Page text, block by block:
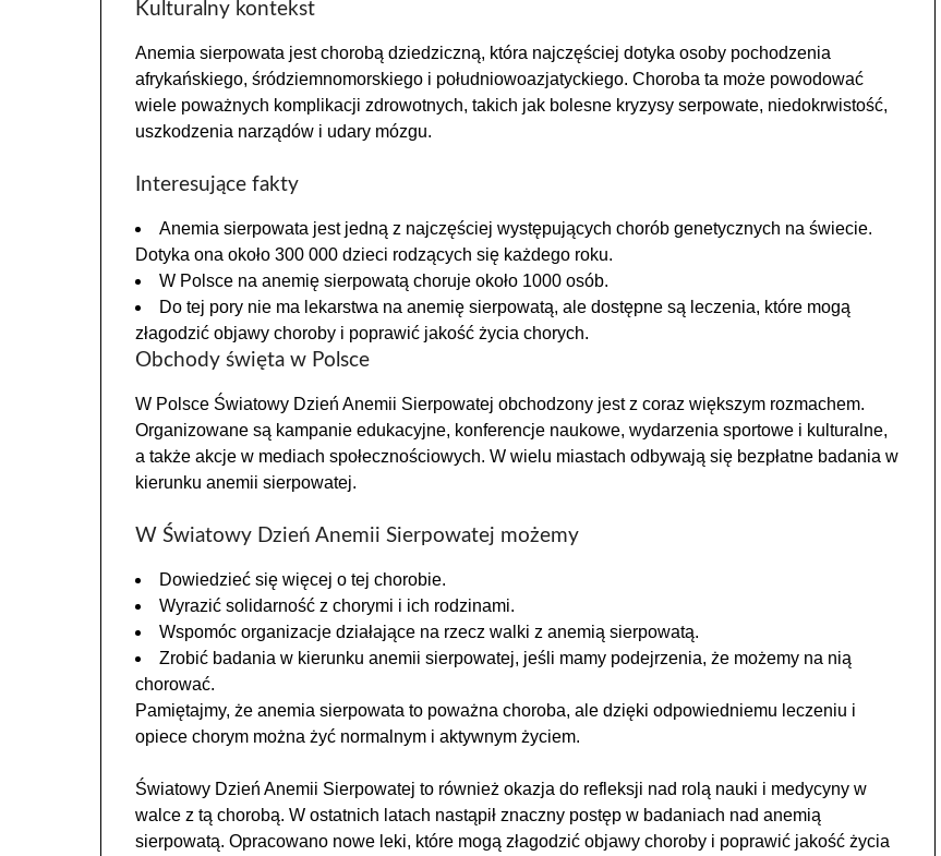
Kulturalny kontekst
Anemia sierpowata jest chorobą dziedziczną, która najczęściej dotyka osoby pochodzenia
afrykańskiego, śródziemnomorskiego i południowoazjatyckiego. Choroba ta może powodować
wiele poważnych komplikacji zdrowotnych, takich jak bolesne kryzysy serpowate, niedokrwistość,
uszkodzenia narządów i udary mózgu.
Interesujące fakty
Anemia sierpowata jest jedną z najczęściej występujących chorób genetycznych na świecie.
Dotyka ona około 300 000 dzieci rodzących się każdego roku.
W Polsce na anemię sierpowatą choruje około 1000 osób.
Do tej pory nie ma lekarstwa na anemię sierpowatą, ale dostępne są leczenia, które mogą
złagodzić objawy choroby i poprawić jakość życia chorych.
Obchody święta w Polsce
W Polsce Światowy Dzień Anemii Sierpowatej obchodzony jest z coraz większym rozmachem.
Organizowane są kampanie edukacyjne, konferencje naukowe, wydarzenia sportowe i kulturalne,
a także akcje w mediach społecznościowych. W wielu miastach odbywają się bezpłatne badania w
kierunku anemii sierpowatej.
W Światowy Dzień Anemii Sierpowatej możemy
Dowiedzieć się więcej o tej chorobie.
Wyrazić solidarność z chorymi i ich rodzinami.
Wspomóc organizacje działające na rzecz walki z anemią sierpowatą.
Zrobić badania w kierunku anemii sierpowatej, jeśli mamy podejrzenia, że możemy na nią
chorować.
Pamiętajmy, że anemia sierpowata to poważna choroba, ale dzięki odpowiedniemu leczeniu i
opiece chorym można żyć normalnym i aktywnym życiem.
Światowy Dzień Anemii Sierpowatej to również okazja do refleksji nad rolą nauki i medycyny w
walce z tą chorobą. W ostatnich latach nastąpił znaczny postęp w badaniach nad anemią
sierpowatą. Opracowano nowe leki, które mogą złagodzić objawy choroby i poprawić jakość życia